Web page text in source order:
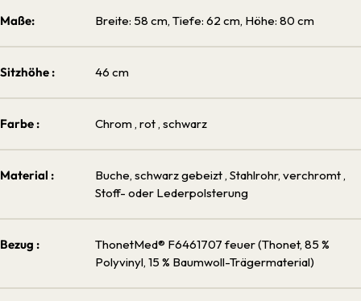
Maße: Breite: 58 cm, Tiefe: 62 cm, Höhe: 80 cm
Sitzhöhe : 46 cm
Farbe : Chrom , rot , schwarz
Material : Buche, schwarz gebeizt , Stahlrohr, verchromt ,
Stoff- oder Lederpolsterung
Bezug :
ThonetMed® F6461707 feuer (Thonet, 85 %
Polyvinyl, 15 % Baumwoll-Trägermaterial)